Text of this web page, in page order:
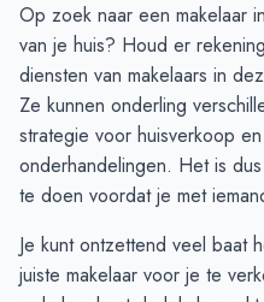
Woudsend
€ 3.768
Hommerts
€ 3.710
Sneek
€ 3.629
Jutrijp
€ 3.035
Op zoek naar een makelaar in
van je huis? Houd er
diensten van makelaars in
Ze kunnen onderling
strategie voor huisverkoop
onderhandelingen. Het is
te doen voordat je met
Je kunt ontzettend veel baat
juiste makelaar voor je te